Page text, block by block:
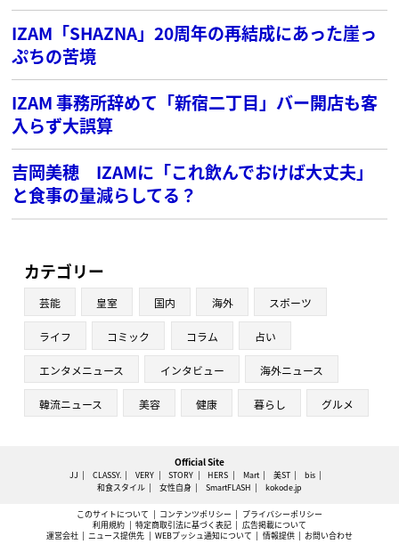
IZAM「SHAZNA」20周年の再結成にあった崖っ
ぷちの苦境
IZAM 事務所辞めて「新宿二丁目」バー開店も客
入らず大誤算
吉岡美穂 IZAMに「これ飲んでおけば大丈夫」
と食事の量減らしてる？
カテゴリー
芸能 皇室 国内 海外 スポーツ
ライフ コミック コラム 占い
エンタメニュース インタビュー 海外ニュース
韓流ニュース 美容 健康 暮らし グルメ
Official Site
JJ CLASSY. VERY STORY HERS Mart 美ST
bis
和食スタイル
女性自身 SmartFLASH kokode.jp
このサイトについて コンテンツポリシー
プライバシーポリシー
利用規約
特定商取引法に基づく表記
広告掲載について
運営会社
ニュース提供先 WEBプッシュ通知について 情報提供 お問い合わせ